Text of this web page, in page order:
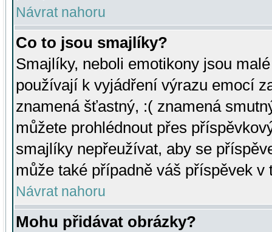
Návrat nahoru
Co to jsou smajlíky?
Smajlíky, neboli emotikony jsou
používají k vyjádření výrazu emocí
znamená šťastný, :( znamená
můžete prohlédnout přes
smajlíky nepřeužívat, aby se
může také případně váš příspěvek v
Návrat nahoru
Mohu přidávat obrázky?